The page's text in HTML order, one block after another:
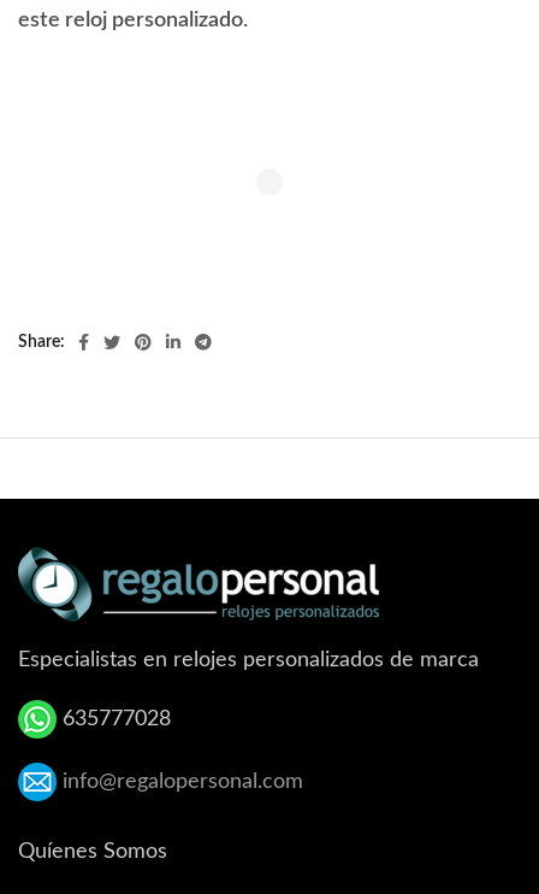
este reloj personalizado.
Share
Especialistas en relojes personalizados de marca
635777028
info@regalopersonal.com
Quíenes Somos